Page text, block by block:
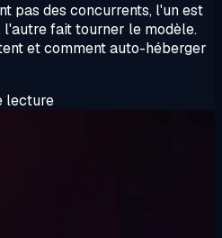
pas des concurrents, l'un est
fait tourner le modèle.
et comment auto-héberger
lecture